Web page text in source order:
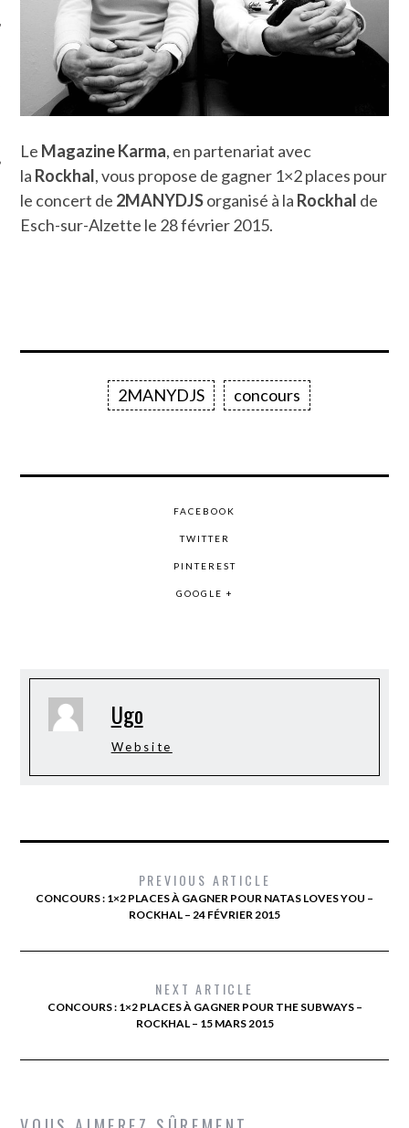
SOCIAUX
Le Magazine Karma, en partenariat avec
la Rockhal, vous propose de gagner 1×2 places pour
le concert de 2MANYDJSorganisé à la Rockhal de
Esch-sur-Alzette le 28 février 2015.
2MANYDJS concours
FACEBOOK
TWITTER
PINTEREST
GOOGLE +
Ugo
Website
PREVIOUS ARTICLE
CONCOURS : 1×2 PLACES À GAGNER POUR NATAS LOVES YOU –
ROCKHAL – 24 FÉVRIER 2015
NEXT ARTICLE
CONCOURS : 1×2 PLACES À GAGNER POUR THE SUBWAYS –
ROCKHAL – 15 MARS 2015